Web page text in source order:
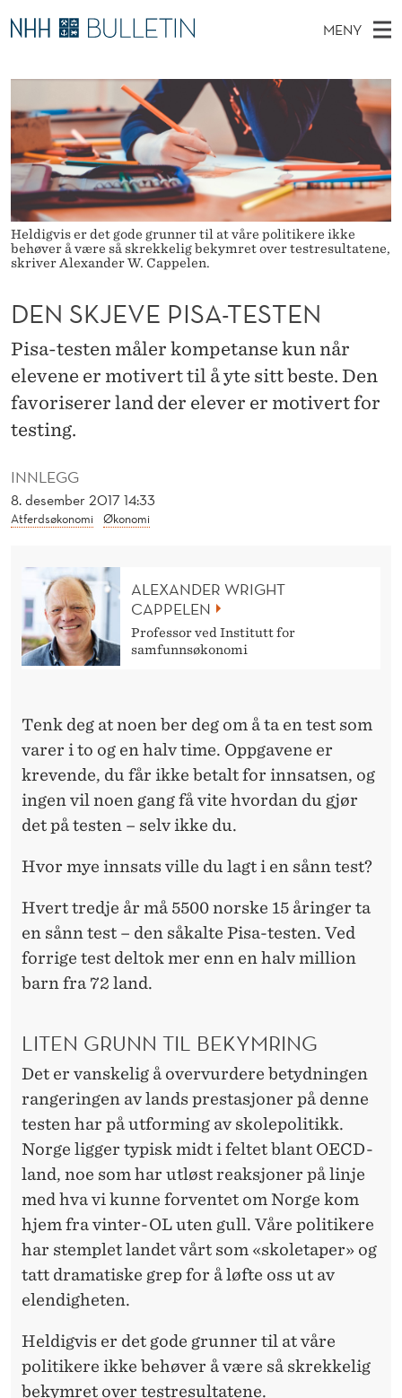
D
E
N
S
K
J
E
V
P
S
A
T
E
MENY
O
V
E
D
M
E
N
Y
Ø
N
E
T
T
S
E
E
T
Stipendiater og nye forskerprofiler
Disputaser
Ekspertutvalg
Om Bulletin
Heldigvis er det gode grunner til at våre politikere ikke
behøver å være så skrekkelig bekymret over testresultatene,
skriver Alexander W. Cappelen.
INNLEGG
8. desember 2017 14:33
Atferdsøkonomi Økonomi
DEN SKJEVE PISA-TESTEN
Pisa-testen måler kompetanse kun når
elevene er motivert til å yte sitt beste. Den
favoriserer land der elever er motivert for
testing.
ALEXANDER WRIGHT
CAPPELEN
Professor ved Institutt for
samfunnsøkonomi
Tenk deg at noen ber deg om å ta en test som
varer i to og en halv time. Oppgavene er
krevende, du får ikke betalt for innsatsen, og
ingen vil noen gang få vite hvordan du gjør
det på testen – selv ikke du.
Hvor mye innsats ville du lagt i en sånn test?
Hvert tredje år må 5500 norske 15 åringer ta
en sånn test – den såkalte Pisa-testen. Ved
forrige test deltok mer enn en halv million
barn fra 72 land.
LITEN GRUNN TIL BEKYMRING
Det er vanskelig å overvurdere betydningen
rangeringen av lands prestasjoner på denne
testen har på utforming av skolepolitikk.
Norge ligger typisk midt i feltet blant OECD-
land, noe som har utløst reaksjoner på linje
med hva vi kunne forventet om Norge kom
hjem fra vinter-OL uten gull. Våre politikere
har stemplet landet vårt som «skoletaper» og
tatt dramatiske grep for å løfte oss ut av
elendigheten.
Heldigvis er det gode grunner til at våre
politikere ikke behøver å være så skrekkelig
bekymret over testresultatene.